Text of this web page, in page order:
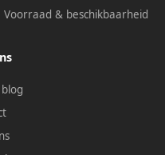
Voorraad & beschikbaarheid